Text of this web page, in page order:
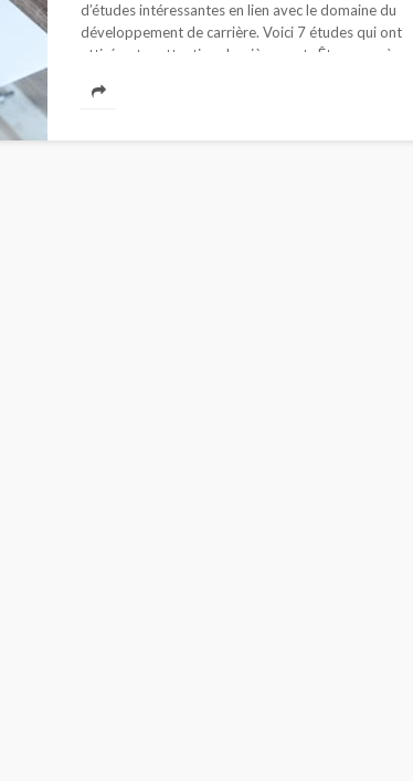
d’études intéressantes en lien avec le domaine du
développement de carrière. Voici 7 études qui ont
attiré notre attention dernièrement. Êtes-vous à